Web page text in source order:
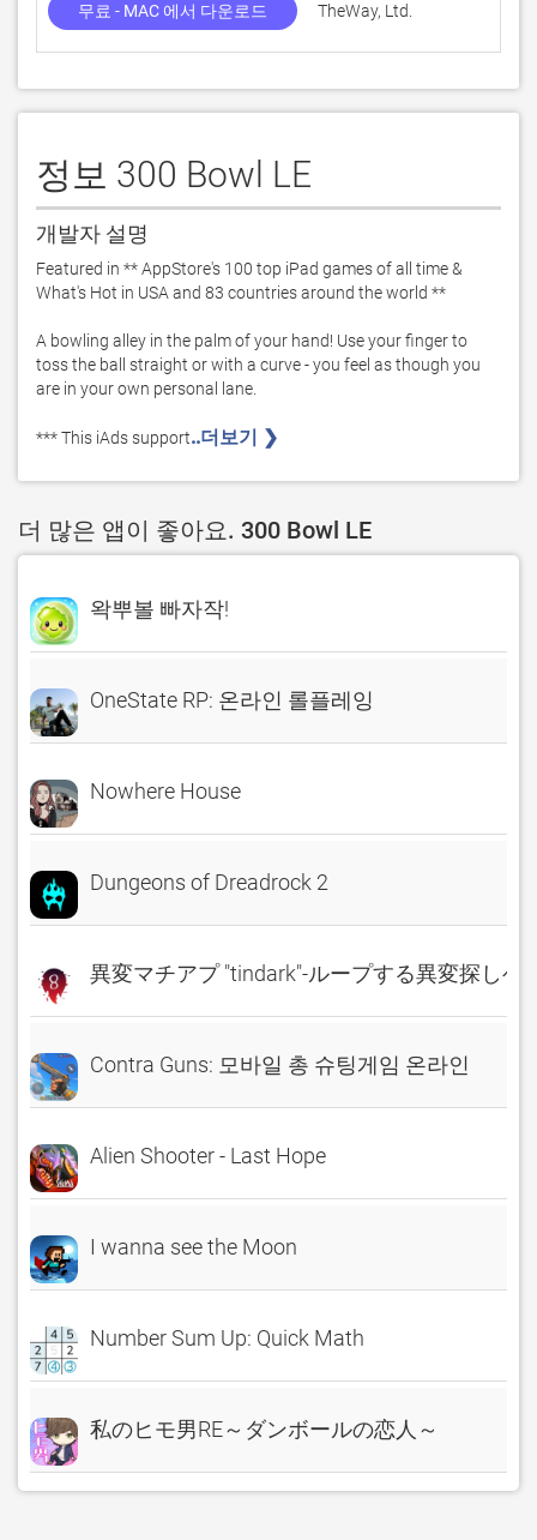
무료 - MAC 에서 다운로드 TheWay, Ltd.
정보 300 Bowl LE
개발자 설명
Featured in ** AppStore's 100 top iPad games of all time &
What's Hot in USA and 83 countries around the world **
A bowling alley in the palm of your hand! Use your finger to
toss the ball straight or with a curve - you feel as though you
are in your own personal lane.
*** This iAds support..더보기 ❯
더 많은 앱이 좋아요. 300 Bowl LE
왁뿌볼 빠자작!
OneState RP: 온라인 롤플레잉
Nowhere House
Dungeons of Dreadrock 2
異変マチアプ "tindark"-ループする異変探しゲ
Contra Guns: 모바일 총 슈팅게임 온라인
Alien Shooter - Last Hope
I wanna see the Moon
Number Sum Up: Quick Math
私のヒモ男RE～ダンボールの恋人～